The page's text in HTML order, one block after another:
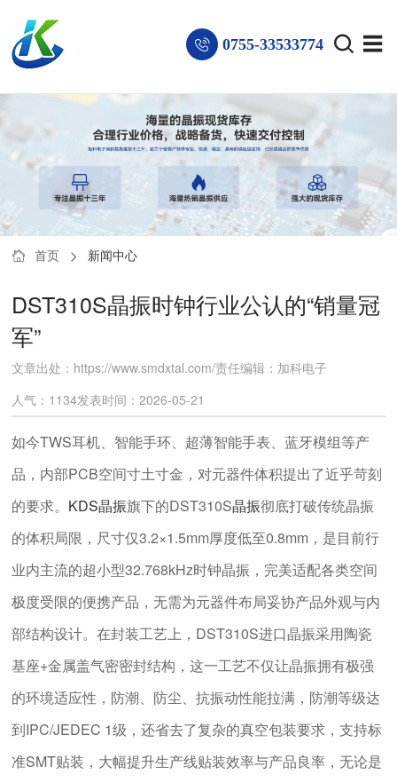
0755-33533774
首页 新闻中心
DST310S晶振时钟行业公认的“销量冠
军”
文章出处：https://www.smdxtal.com/责任编辑：加科电子
人气：1134发表时间：2026-05-21
如今TWS耳机、智能手环、超薄智能手表、蓝牙模组等产
品，内部PCB空间寸土寸金，对元器件体积提出了近乎苛刻
的要求。 KDS晶振旗下的DST310S晶振彻底打破传统晶振
的体积局限，尺寸仅3.2×1.5mm厚度低至0.8mm，是目前行
业内主流的超小型32.768kHz时钟晶振，完美适配各类空间
极度受限的便携产品，无需为元器件布局妥协产品外观与内
部结构设计。在封装工艺上，DST310S进口晶振采用陶瓷
基座+金属盖气密密封结构，这一工艺不仅让晶振拥有极强
的环境适应性，防潮、防尘、抗振动性能拉满，防潮等级达
到IPC/JEDEC 1级，还省去了复杂的真空包装要求，支持标
准SMT贴装，大幅提升生产线贴装效率与产品良率，无论是